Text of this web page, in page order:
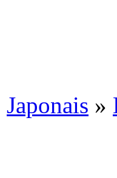
Japonais »